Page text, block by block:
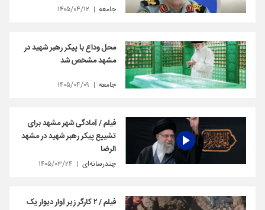
جامعه ۱۴۰۵/۰۴/۱۲
محل وداع با پیکر رهبر شهید در
مشهد مشخص شد
جامعه ۱۴۰۵/۰۴/۰۹
فیلم / آمادگی شهر مشهد برای
تشییع پیکر رهبر شهید در مشهد
الرضا
چندرسانه‌ای ۱۴۰۵/۰۳/۲۴
فیلم / ۲ کارگر زیر آوار دیوار یک